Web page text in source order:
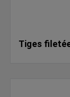
Tiges